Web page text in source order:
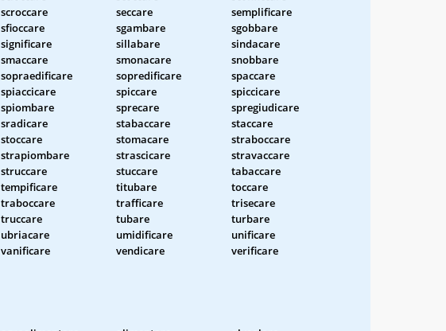
scroccare seccare
semplificare
sfioccare sgambare
sgobbare
significare sillabare
sindacare
smaccare smonacare
snobbare
sopraedificare sopredificare
spaccare
spiaccicare spiccare
spiccicare
spiombare sprecare
spregiudicare
sradicare stabaccare
staccare
stoccare stomacare
straboccare
strapiombare strascicare
stravaccare
struccare stuccare
tabaccare
tempificare titubare
toccare
traboccare trafficare
trisecare
truccare tubare
turbare
ubriacare umidificare
unificare
vanificare vendicare
verificare